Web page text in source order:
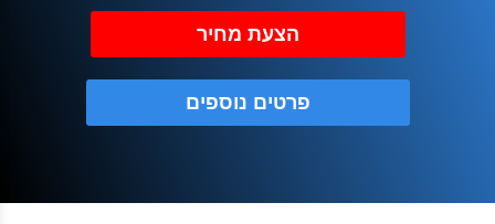
הצעת מחיר
פרטים נוספים